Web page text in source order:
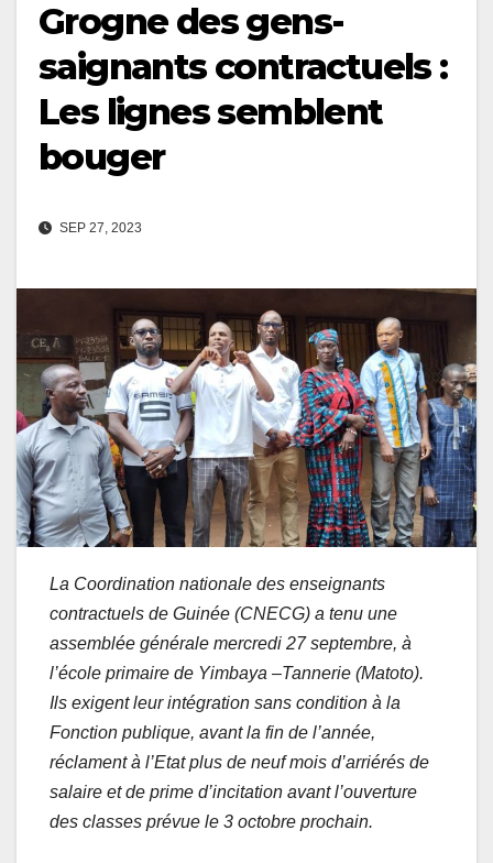
Grogne des gens-
saignants contractuels :
Les lignes semblent
bouger
SEP 27, 2023
La Coordination nationale des enseignants
contractuels de Guinée (CNECG) a tenu une
assemblée générale mercredi 27 septembre, à
l’école primaire de Yimbaya –Tannerie (Matoto).
Ils exigent leur intégration sans condition à la
Fonction publique, avant la fin de l’année,
réclament à l’Etat plus de neuf mois d’arriérés de
salaire et de prime d’incitation avant l’ouverture
des classes prévue le 3 octobre prochain.